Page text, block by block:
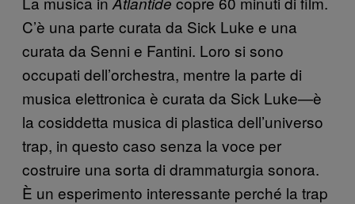
C’è una parte curata da Sick Luke e una
curata da Senni e Fantini. Loro si sono
occupati dell’orchestra, mentre la parte di
musica elettronica è curata da Sick Luke—è
la cosiddetta musica di plastica dell’universo
trap, in questo caso senza la voce per
costruire una sorta di drammaturgia sonora.
È un esperimento interessante perché la trap